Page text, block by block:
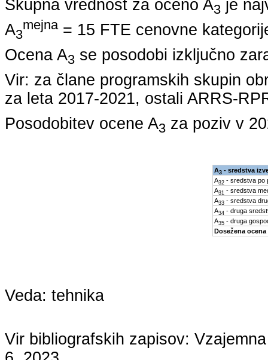
Skupna vrednost za oceno A3 je
A3
mejna= 15 FTE cenovne
Ocena A3 se posodobi izključno
Vir: za člane programskih skupin
za leta 2017-2021, ostali ARRS-
Posodobitev ocene A3 za poziv v
A3- sredstva
A32- sredstva po
A31 - sredstva
A33- sredstva
A34 - druga
A35- druga
Dosežena ocena
Veda: tehnika
Vir bibliografskih zapisov: